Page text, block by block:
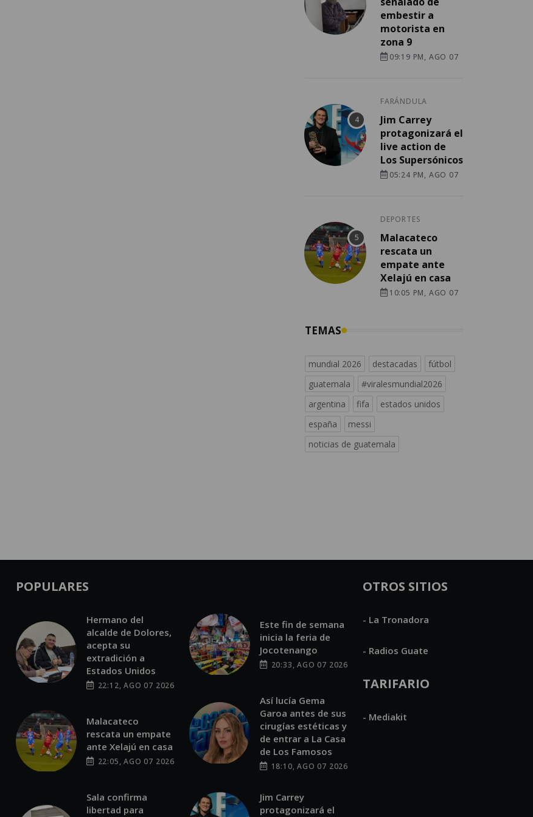
embestir a
motorista en
zona 9
09:19 PM, AGO 07
FARÁNDULA
Jim Carrey
protagonizará el
live action de
Los Supersónicos
05:24 PM, AGO 07
DEPORTES
Malacateco
rescata un
empate ante
Xelajú en casa
10:05 PM, AGO 07
TEMAS
mundial 2026 destacadas
fútbol
guatemala
#viralesmundial2026
argentina
fifa
estados unidos
españa
messi
noticias de guatemala
POPULARES
Hermano del
alcalde de Dolores,
acepta su
extradición a
Estados Unidos
22:12, AGO 07 2026
Malacateco
rescata un empate
ante Xelajú en casa
22:05, AGO 07 2026
Sala confirma
libertad para
Este fin de semana
inicia la feria de
Jocotenango
20:33, AGO 07 2026
Así lucía Gema
Garoa antes de sus
cirugías estéticas y
de entrar a La Casa
de Los Famosos
18:10, AGO 07 2026
Jim Carrey
protagonizará el
OTROS SITIOS
- La Tronadora
- Radios Guate
TARIFARIO
- Mediakit